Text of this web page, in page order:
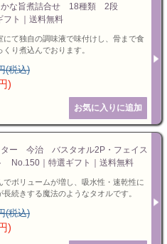
な旨煮詰合せ 18種類 2段
フト｜送料無料
て独自の調味液で味付けし、骨まで食
り煮込んでおります。
(税込)
)
ター 今治 バスタオル2P・フェイス
No.150｜特選ギフト｜送料無料
でボリュームが増し、吸水性・速乾性に
続きする魔法のようなタオルです。
(税込)
)